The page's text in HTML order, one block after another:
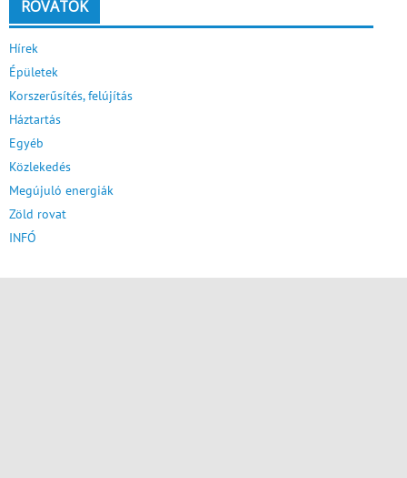
ROVATOK
Hírek
Épületek
Korszerűsítés, felújítás
Háztartás
Egyéb
Közlekedés
Megújuló energiák
Zöld rovat
INFÓ